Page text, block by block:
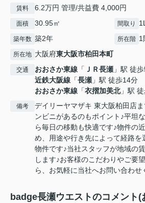
賃料 6.2万円 管理/共益費 4,000円
面積 30.95㎡ 間取り
築年数 築2年 所在階 1
所在地 大阪府東大阪市柏田本町
交通 おおさか東線 「 ＪＲ長瀬 」駅 徒
近鉄大阪線 「長瀬 」駅 徒歩14分
おおさか東線 「衣摺加美北」駅
備考
デイリーヤマザキ 東大阪柏田店
ンビニがあるのもポイント♪平坦
ら毎日の移動も快適です♪物件の
め、用途や行き先によって経路を
物件です♪当社スタッフが地域の
します♪お客様のこだわりやご要
ら、お気軽に当社へお問い合わせ
badge長瀬ウエストのコメント(